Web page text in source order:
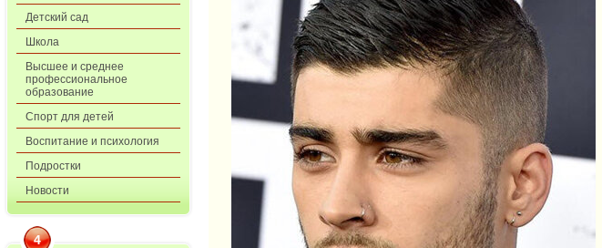
Детский сад
Школа
Высшее и среднее
профессиональное
образование
Спорт для детей
Воспитание и психология
Подростки
Новости
4